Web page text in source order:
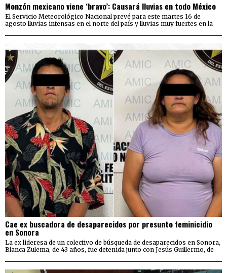
Monzón mexicano viene ‘bravo’: Causará lluvias en todo México
El Servicio Meteorológico Nacional prevé para este martes 16 de
agosto lluvias intensas en el norte del país y lluvias muy fuertes en la
Cae ex buscadora de desaparecidos por presunto feminicidio
en Sonora
La ex lideresa de un colectivo de búsqueda de desaparecidos en Sonora,
Blanca Zulema, de 43 años, fue detenida junto con Jesús Guillermo, de